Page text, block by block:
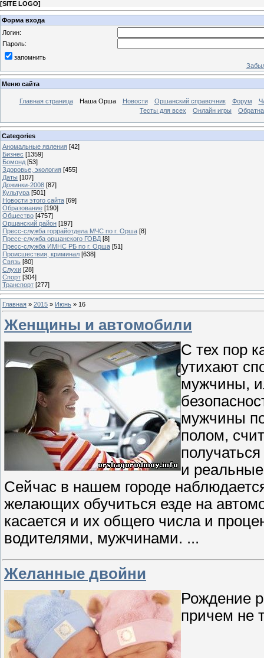
[SITE LOGO]
Форма входа
Логин:
Пароль:
запомнить
Меню сайта
Главная страница Наша Орша Новости Оршанский справочник Форум
Тесты для всех
Онлайн игры
Categories
Аномальные явления [42]
Бизнес [1359]
Бомонд [53]
Здоровье, экология [455]
Даты [107]
Дожинки-2008 [87]
Культура [501]
Новости этого сайта [69]
Образование [190]
Общество [4757]
Оршанский район [197]
Пресс-служба горрайотдела МЧС по г. Орша [8]
Пресс-служба оршанского ГОВД [8]
Пресс-служба ИМНС РБ по г. Орша [51]
Проиcшествия, криминал [638]
Связь [80]
Слухи [28]
Спорт [304]
Транспорт [277]
Главная » 2015 » Июнь » 16
Женщины и автомобили
С тех пор
утихают
мужчины,
мужчины
полом,
и
Сейчас в нашем городе
желающих обучиться езде на
касается и их общего числа и
водителями, мужчинами. ...
Желанные двойни
Рождение
причем не